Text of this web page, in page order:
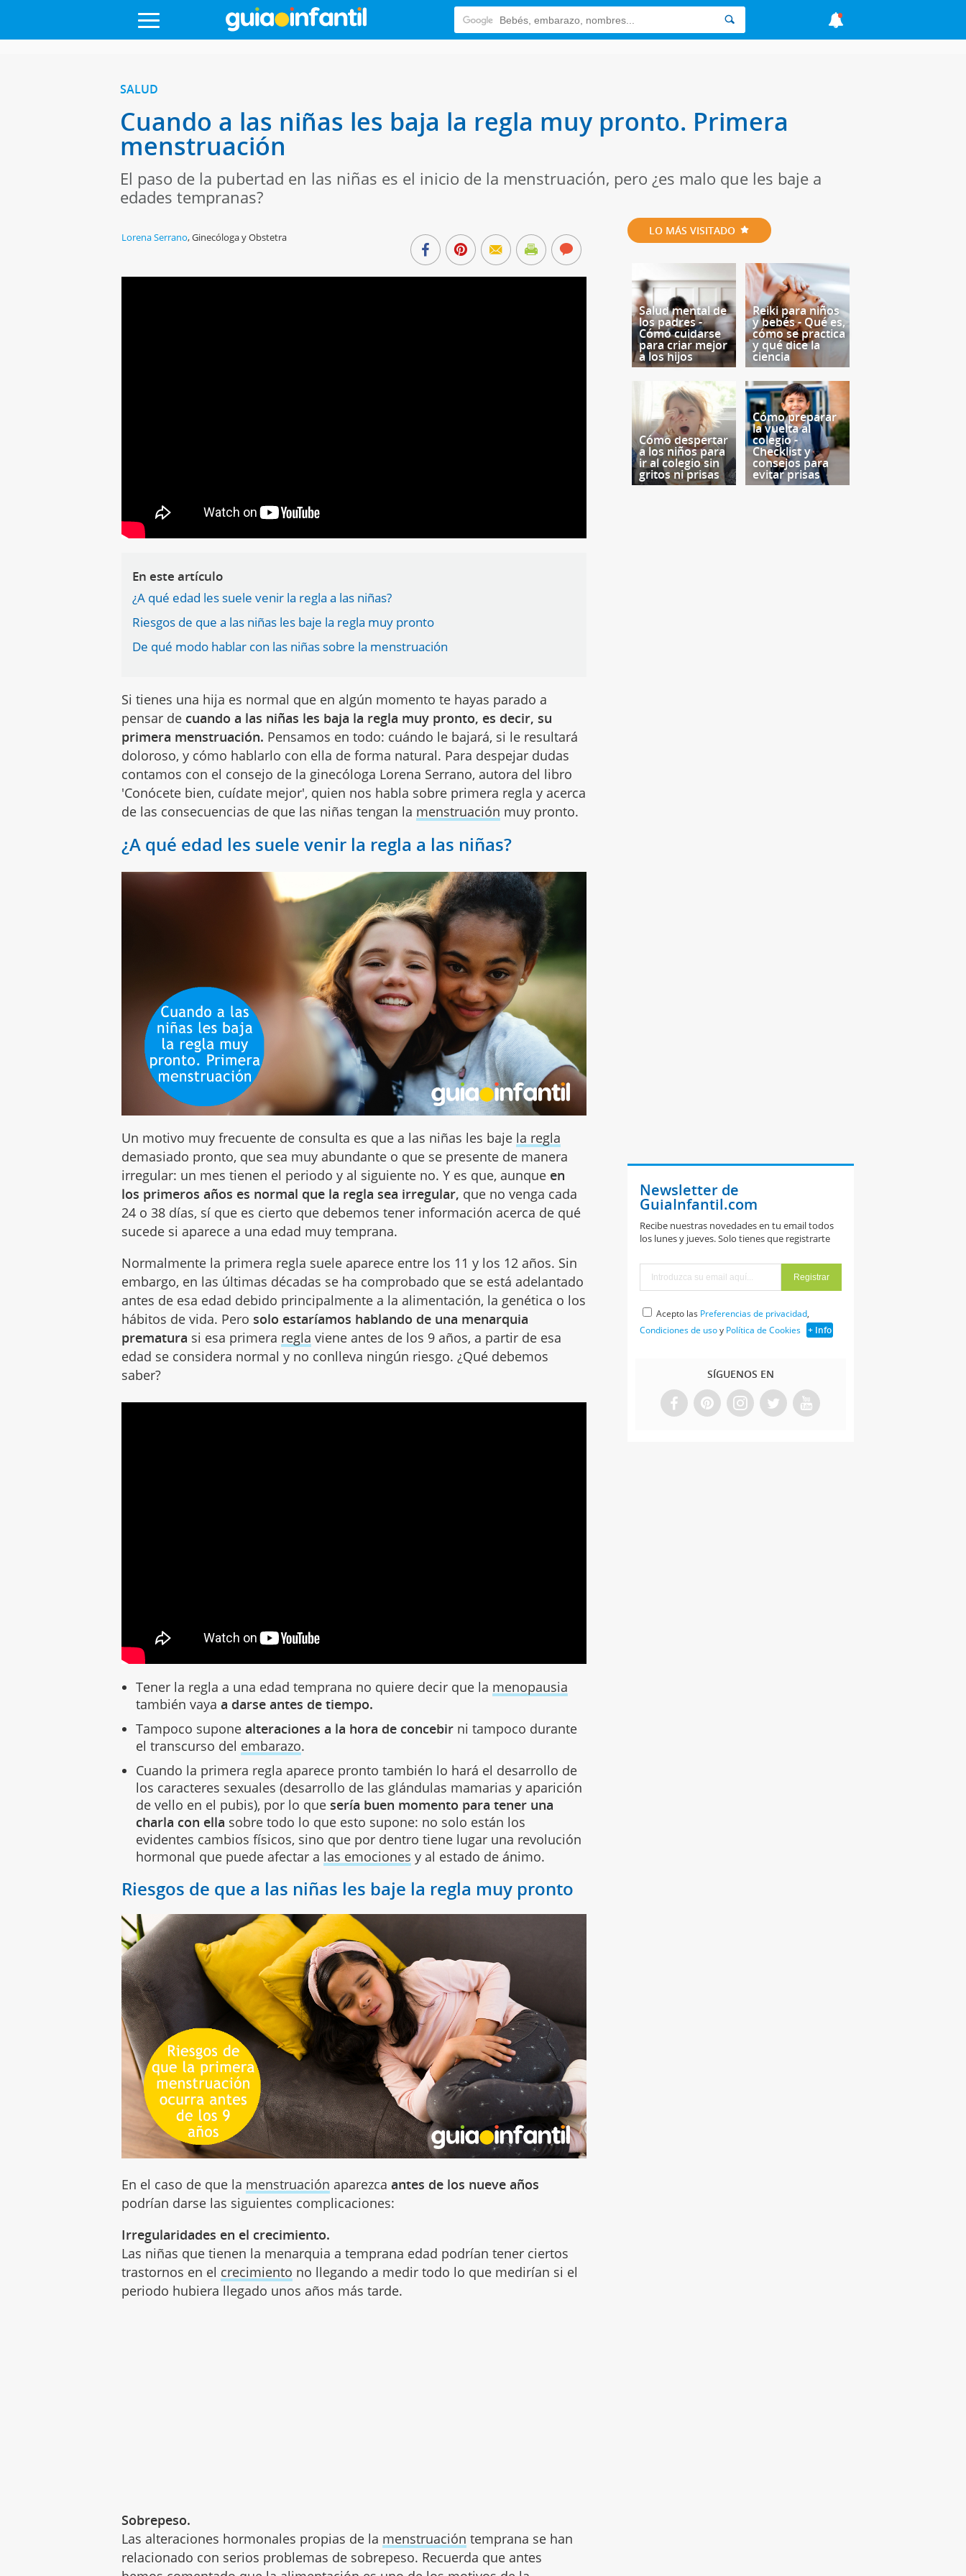
SALUD
Cuando a las niñas les baja la regla muy pronto. Primera
menstruación
El paso de la pubertad en las niñas es el inicio de la menstruación, pero ¿es malo que les baje a
edades tempranas?
Lorena Serrano,Ginecóloga y Obstetra
En este artículo
¿A qué edad les suele venir la regla a las niñas?
Riesgos de que a las niñas les baje la regla muy pronto
De qué modo hablar con las niñas sobre la menstruación
Si tienes una hija es normal que en algún momento te hayas parado a
pensar de cuando a las niñas les baja la regla muy pronto, es decir, su
primera menstruación. Pensamos en todo: cuándo le bajará, si le resultará
doloroso, y cómo hablarlo con ella de forma natural. Para despejar dudas
contamos con el consejo de la ginecóloga Lorena Serrano, autora del libro
'Conócete bien, cuídate mejor', quien nos habla sobre primera regla y acerca
de las consecuencias de que las niñas tengan la menstruación muy pronto.
¿A qué edad les suele venir la regla a las niñas?
Un motivo muy frecuente de consulta es que a las niñas les baje la regla
demasiado pronto, que sea muy abundante o que se presente de manera
irregular: un mes tienen el periodo y al siguiente no. Y es que, aunque en
los primeros años es normal que la regla sea irregular, que no venga cada
24 o 38 días, sí que es cierto que debemos tener información acerca de qué
sucede si aparece a una edad muy temprana.
Normalmente la primera regla suele aparece entre los 11 y los 12 años. Sin
embargo, en las últimas décadas se ha comprobado que se está adelantado
antes de esa edad debido principalmente a la alimentación, la genética o los
hábitos de vida. Perosolo estaríamos hablando de una menarquia
prematura si esa primera regla viene antes de los 9 años, a partir de esa
edad se considera normal y no conlleva ningún riesgo. ¿Qué debemos
saber?
Tener la regla a una edad temprana no quiere decir que la menopausia
también vayaa darse antes de tiempo.
Tampoco suponealteraciones a la hora de concebir ni tampoco durante
el transcurso del embarazo.
Cuando la primera regla aparece pronto también lo hará el desarrollo de
los caracteres sexuales (desarrollo de las glándulas mamarias y aparición
de vello en el pubis), por lo quesería buen momento para tener una
charla con ella sobre todo lo que esto supone: no solo están los
evidentes cambios físicos, sino que por dentro tiene lugar una revolución
hormonal que puede afectar a las emociones y al estado de ánimo.
Riesgos de que a las niñas les baje la regla muy pronto
En el caso de que la menstruación aparezcaantes de los nueve años
podrían darse las siguientes complicaciones:
Irregularidades en el crecimiento.
Las niñas que tienen la menarquia a temprana edad podrían tener ciertos
trastornos en el crecimiento no llegando a medir todo lo que medirían si el
periodo hubiera llegado unos años más tarde.
Sobrepeso.
Las alteraciones hormonales propias de la menstruación temprana se han
relacionado con serios problemas de sobrepeso. Recuerda que antes
LO MÁS VISITADO
Salud mental de
los padres -
Cómo cuidarse
para criar mejor
a los hijos
Reiki para niños
y bebés - Qué es,
cómo se practica
y qué dice la
ciencia
Cómo despertar
a los niños para
ir al colegio sin
gritos ni prisas
Cómo preparar
la vuelta al
colegio -
Checklist y
consejos para
evitar prisas
Newsletter de
GuiaInfantil.com
Recibe nuestras novedades en tu email todos
los lunes y jueves. Solo tienes que registrarte
Acepto las Preferencias de privacidad,
Condiciones de usoy Política de Cookies + Info
SÍGUENOS EN